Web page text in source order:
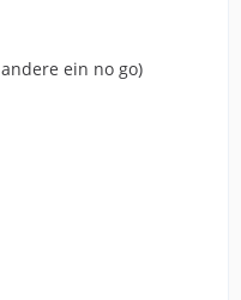
ein no go)